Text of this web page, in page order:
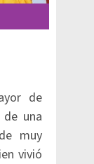
de
una
muy
vivió